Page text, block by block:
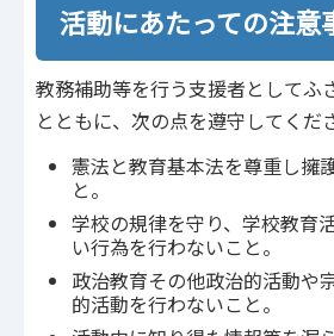
活動にあたっての注意
教務補助等を行う支援者としてふ
とともに、次の点を遵守してくだ
憲法と教育基本法を尊重し擁
と。
学校の規律を守り、学校教育
い行為を行わないこと。
政治教育その他政治的活動や
的活動を行わないこと。